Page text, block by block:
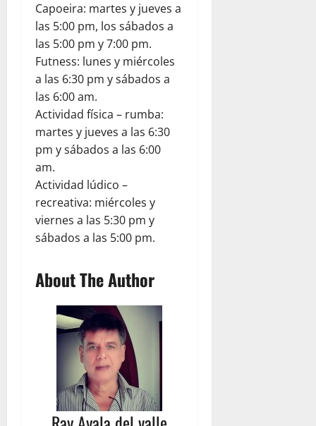
Capoeira: martes y jueves a
las 5:00 pm, los sábados a
las 5:00 pm y 7:00 pm.
Futness: lunes y miércoles
a las 6:30 pm y sábados a
las 6:00 am.
Actividad física – rumba:
martes y jueves a las 6:30
pm y sábados a las 6:00
am.
Actividad lúdico –
recreativa: miércoles y
viernes a las 5:30 pm y
sábados a las 5:00 pm.
About The Author